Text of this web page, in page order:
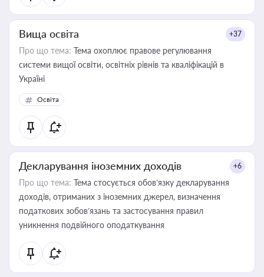
Вища освіта +37
Про що тема: Тема охоплює правове регулювання
системи вищої освіти, освітніх рівнів та кваліфікацій в
Україні
Освіта
Декларування іноземних доходів +6
Про що тема: Тема стосується обов’язку декларування
доходів, отриманих з іноземних джерел, визначення
податкових зобов’язань та застосування правил
уникнення подвійного оподаткування